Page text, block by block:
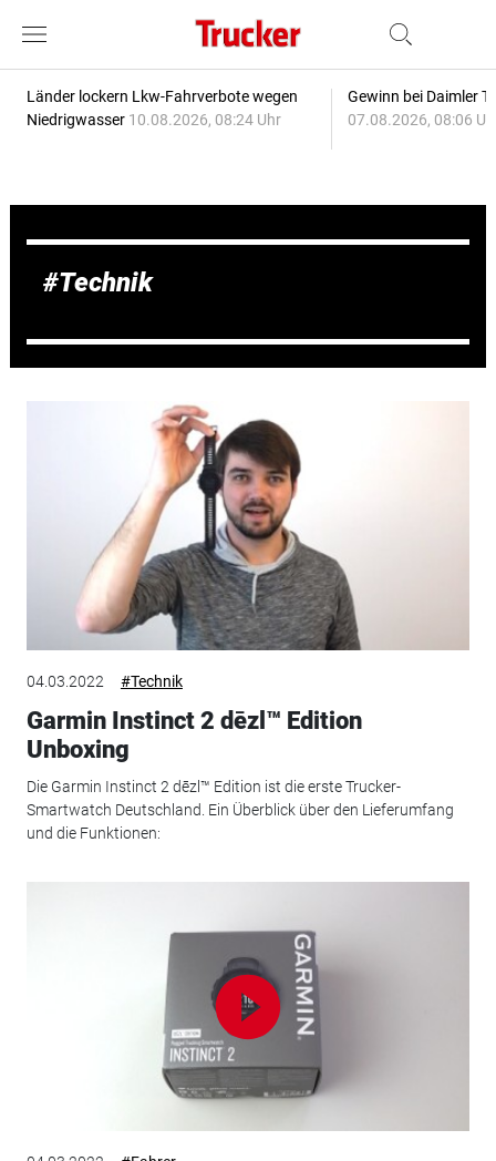
Länder lockern Lkw-Fahrverbote wegen
Niedrigwasser 10.08.2026, 08:24 Uhr
Gewinn bei Daimler
07.08.2026, 08:06
Technik
04.03.2022 #Technik
Garmin Instinct 2 dēzl™ Edition
Unboxing
Die Garmin Instinct 2 dēzl™ Edition ist die erste Trucker-
Smartwatch Deutschland. Ein Überblick über den Lieferumfang
und die Funktionen: